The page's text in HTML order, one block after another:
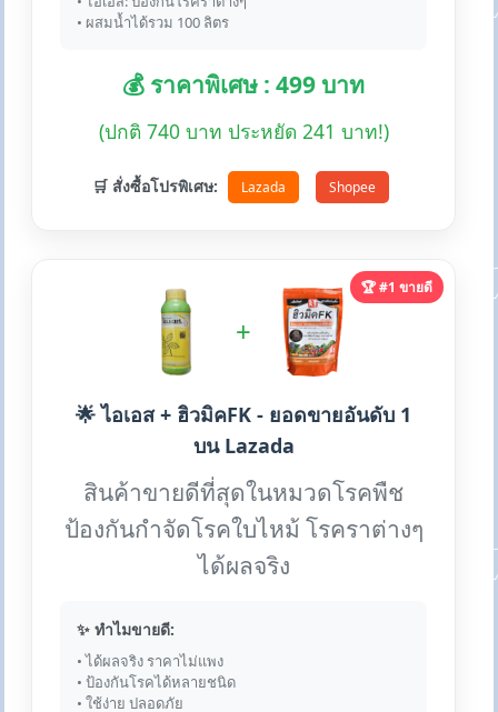
• ผสมน้ำได้รวม 100 ลิตร
💰 ราคาพิเศษ : 499 บาท
(ปกติ 740 บาท ประหยัด 241 บาท!)
🛒 สั่งซื้อโปรพิเศษ: Lazada Shopee
🏆 #1 ขายดี
+
🌟 ไอเอส + ฮิวมิคFK - ยอดขายอันดับ 1
บน Lazada
สินค้าขายดีที่สุดในหมวดโรคพืช
ป้องกันกำจัดโรคใบไหม้ โรคราต่างๆ
ได้ผลจริง
✨ ทำไมขายดี:
• ได้ผลจริง ราคาไม่แพง
• ป้องกันโรคได้หลายชนิด
• ใช้ง่าย ปลอดภัย